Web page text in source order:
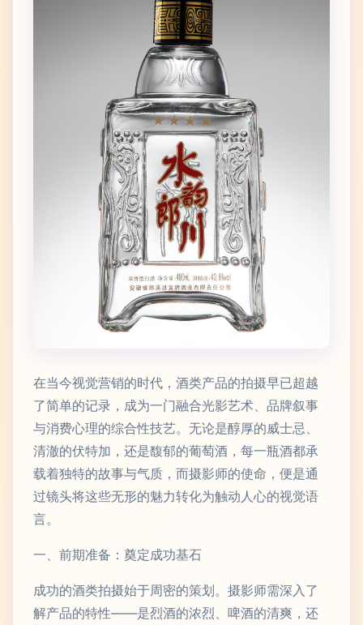
在当今视觉营销的时代，酒类产品的拍摄早已超越
了简单的记录，成为一门融合光影艺术、品牌叙事
与消费心理的综合性技艺。无论是醇厚的威士忌、
清澈的伏特加，还是馥郁的葡萄酒，每一瓶酒都承
载着独特的故事与气质，而摄影师的使命，便是通
过镜头将这些无形的魅力转化为触动人心的视觉语
言。
一、前期准备：奠定成功基石
成功的酒类拍摄始于周密的策划。摄影师需深入了
解产品的特性——是烈酒的浓烈、啤酒的清爽，还